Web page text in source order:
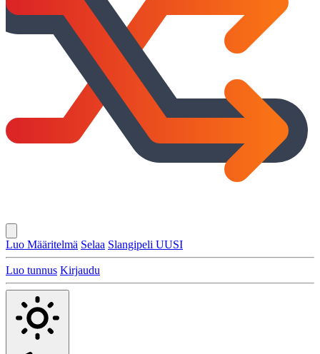
Luo Määritelmä Selaa Slangipeli UUSI
Luo tunnus Kirjaudu